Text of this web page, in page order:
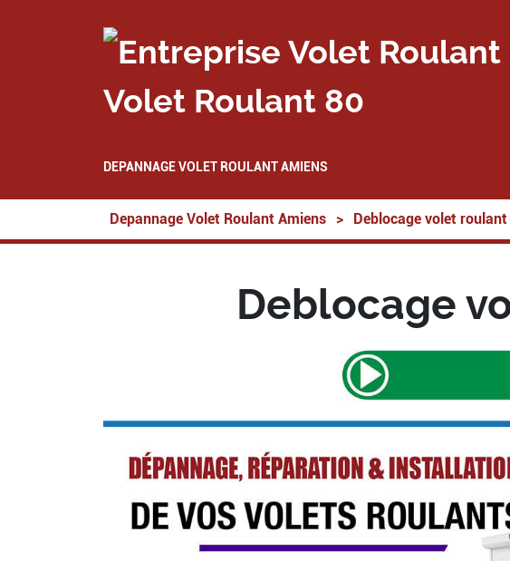
Volet Roulant 80
DEPANNAGE VOLET ROULANT AMIENS
Depannage Volet Roulant Amiens > Deblocage volet roulant
Deblocage